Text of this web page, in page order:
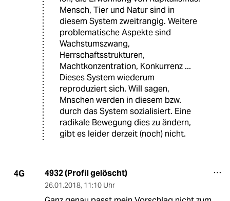
Mensch, Tier und Natur sind in
diesem System zweitrangig. Weitere
problematische Aspekte sind
Wachstumszwang,
Herrschaftsstrukturen,
Machtkonzentration, Konkurrenz ...
Dieses System wiederum
reproduziert sich. Will sagen,
Mnschen werden in diesem bzw.
durch das System sozialisiert. Eine
radikale Bewegung dies zu ändern,
gibt es leider derzeit (noch) nicht.
4G 4932 (Profil gelöscht)
26.01.2018, 11:10 Uhr